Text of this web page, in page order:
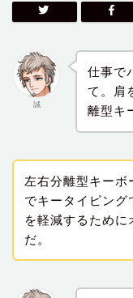
誠
仕事で
て。肩
離型キ
左右分離型キーボ
でキータイピング
を軽減するために
だ。